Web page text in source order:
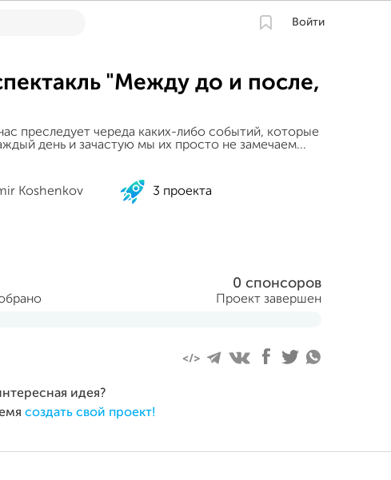
Войти
"Между до и после,
преследует череда каких-либо событий, которые
день и зачастую мы их просто не замечаем...
Koshenkov 3 проекта
0 спонсоров
Проект завершен
идея?
создать свой проект!